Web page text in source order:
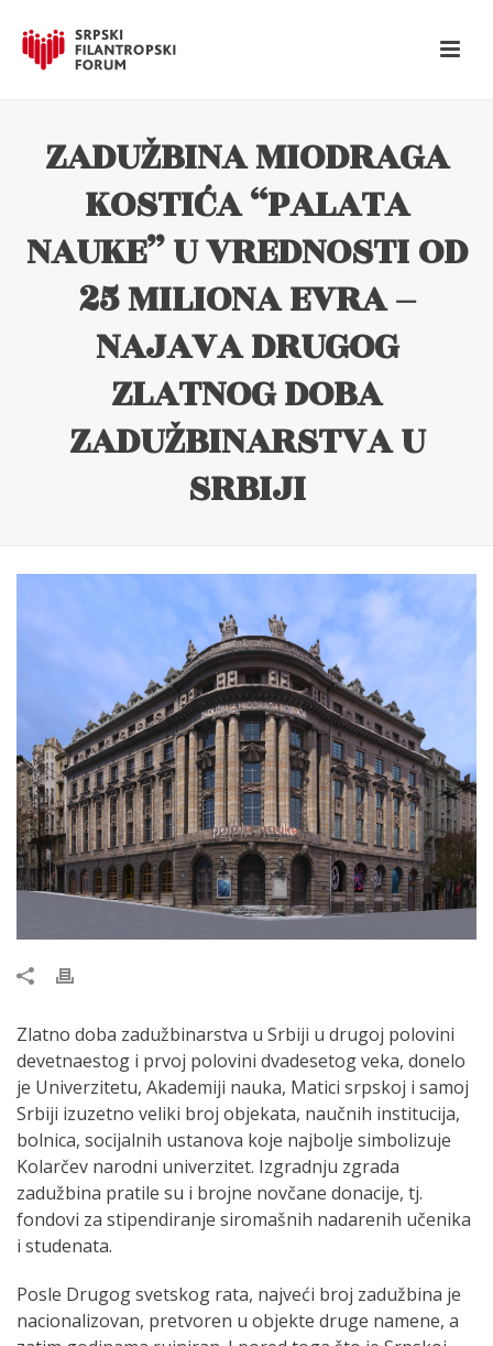
ZADUŽBINA MIODRAGA
KOSTIĆA “PALATA
NAUKE” U VREDNOSTI OD
25 MILIONA EVRA –
NAJAVA DRUGOG
ZLATNOG DOBA
ZADUŽBINARSTVA U
SRBIJI
Zlatno doba zadužbinarstva u Srbiji u drugoj polovini
devetnaestog i prvoj polovini dvadesetog veka, donelo
je Univerzitetu, Akademiji nauka, Matici srpskoj i samoj
Srbiji izuzetno veliki broj objekata, naučnih institucija,
bolnica, socijalnih ustanova koje najbolje simbolizuje
Kolarčev narodni univerzitet. Izgradnju zgrada
zadužbina pratile su i brojne novčane donacije, tj.
fondovi za stipendiranje siromašnih nadarenih učenika
i studenata.
Posle Drugog svetskog rata, najveći broj zadužbina je
nacionalizovan, pretvoren u objekte druge namene, a